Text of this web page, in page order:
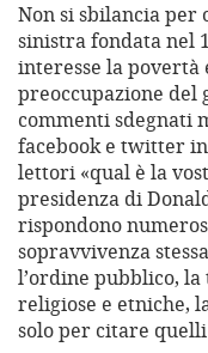
Non si sbilancia per
sinistra fondata nel
interesse la povertà
preoccupazione del
commenti sdegnati
facebook e twitter
lettori «qual è la
presidenza di
rispondono
sopravvivenza
l’ordine pubblico,
religiose e etniche,
solo per citare